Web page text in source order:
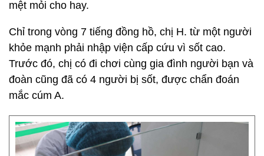
mệt mỏi cho hay.
Chỉ trong vòng 7 tiếng đồng hồ, chị H. từ một người
khỏe mạnh phải nhập viện cấp cứu vì sốt cao.
Trước đó, chị có đi chơi cùng gia đình người bạn và
đoàn cũng đã có 4 người bị sốt, được chẩn đoán
mắc cúm A.